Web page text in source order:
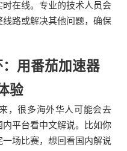
时在线。专业的技术人员会
路或解决其他问题，确保
用番茄加速器
验
，很多海外华人可能会去
平台看中文解说。比如你
场比赛，想回看国内解说